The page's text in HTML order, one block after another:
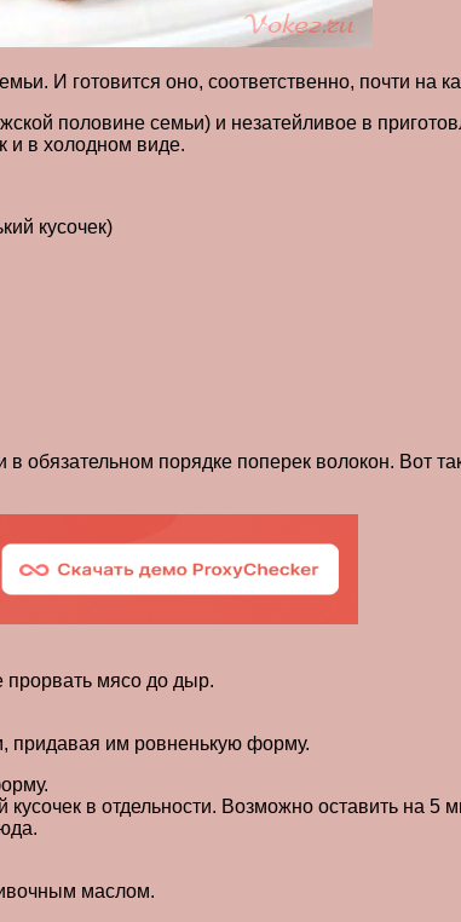
И готовится оно, соответственно, почти на
половине семьи) и незатейливое в
и в холодном виде.
кусочек)
обязательном порядке поперек волокон. Вот
прорвать мясо до дыр.
придавая им ровненькую форму.
в отдельности. Возможно оставить на
маслом.